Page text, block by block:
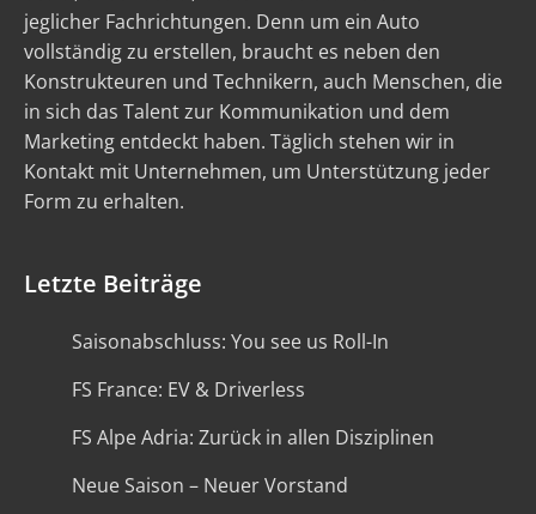
jeglicher Fachrichtungen. Denn um ein Auto
vollständig zu erstellen, braucht es neben den
Konstrukteuren und Technikern, auch Menschen, die
in sich das Talent zur Kommunikation und dem
Marketing entdeckt haben. Täglich stehen wir in
Kontakt mit Unternehmen, um Unterstützung jeder
Form zu erhalten.
Letzte Beiträge
Saisonabschluss: You see us Roll-In
FS France: EV & Driverless
FS Alpe Adria: Zurück in allen Disziplinen
Neue Saison – Neuer Vorstand